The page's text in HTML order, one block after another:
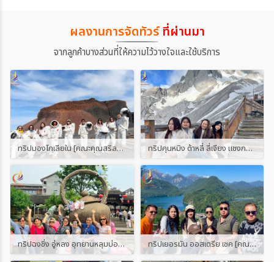
ผลงานการจัดทัวร์ที่ผ่านมา
จากลูกค้าบางส่วนที่ให้ความไว้วางใจและใช้บริการ
ทริปมองโกเลียใน [คณะคุณสริลดา] ทริปคุนหมิง ต้าหลี่ ลี่เจียง แชงกรีล่า ภูเขาหิมะมังกรหยก [คณะคุณปู]
ทริปฉงชิ่ง อู่หลง อุทยานหลุมบ่อฟ้า [คณะคุณเล็ก] ทริปเยอรมัน ออสเตรีย เชค [คณะคุณแอน]